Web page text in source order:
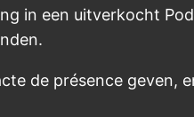
in een uitverkocht
de présence geven,